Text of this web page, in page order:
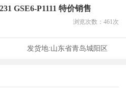
GSE6-P1111 特价销售
浏览次数： 461次
发货地:山东省青岛城阳区